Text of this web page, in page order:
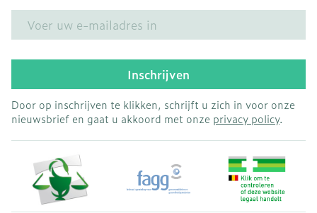
Inschrijven
Door op inschrijven te klikken, schrijft u zich in voor onze
nieuwsbrief en gaat u akkoord met onze privacy policy.